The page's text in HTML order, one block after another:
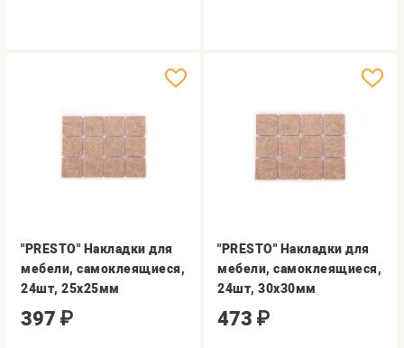
"PRESTO" Накладки для
мебели, самоклеящиеся,
24шт, 25х25мм
397 ₽
"PRESTO" Накладки для
мебели, самоклеящиеся,
24шт, 30х30мм
473 ₽